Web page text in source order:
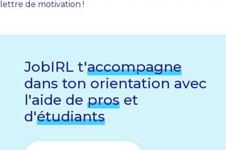
lettre de motivation !
JobIRL t'accompagne
dans ton orientation avec
l'aide de pros et
d'étudiants